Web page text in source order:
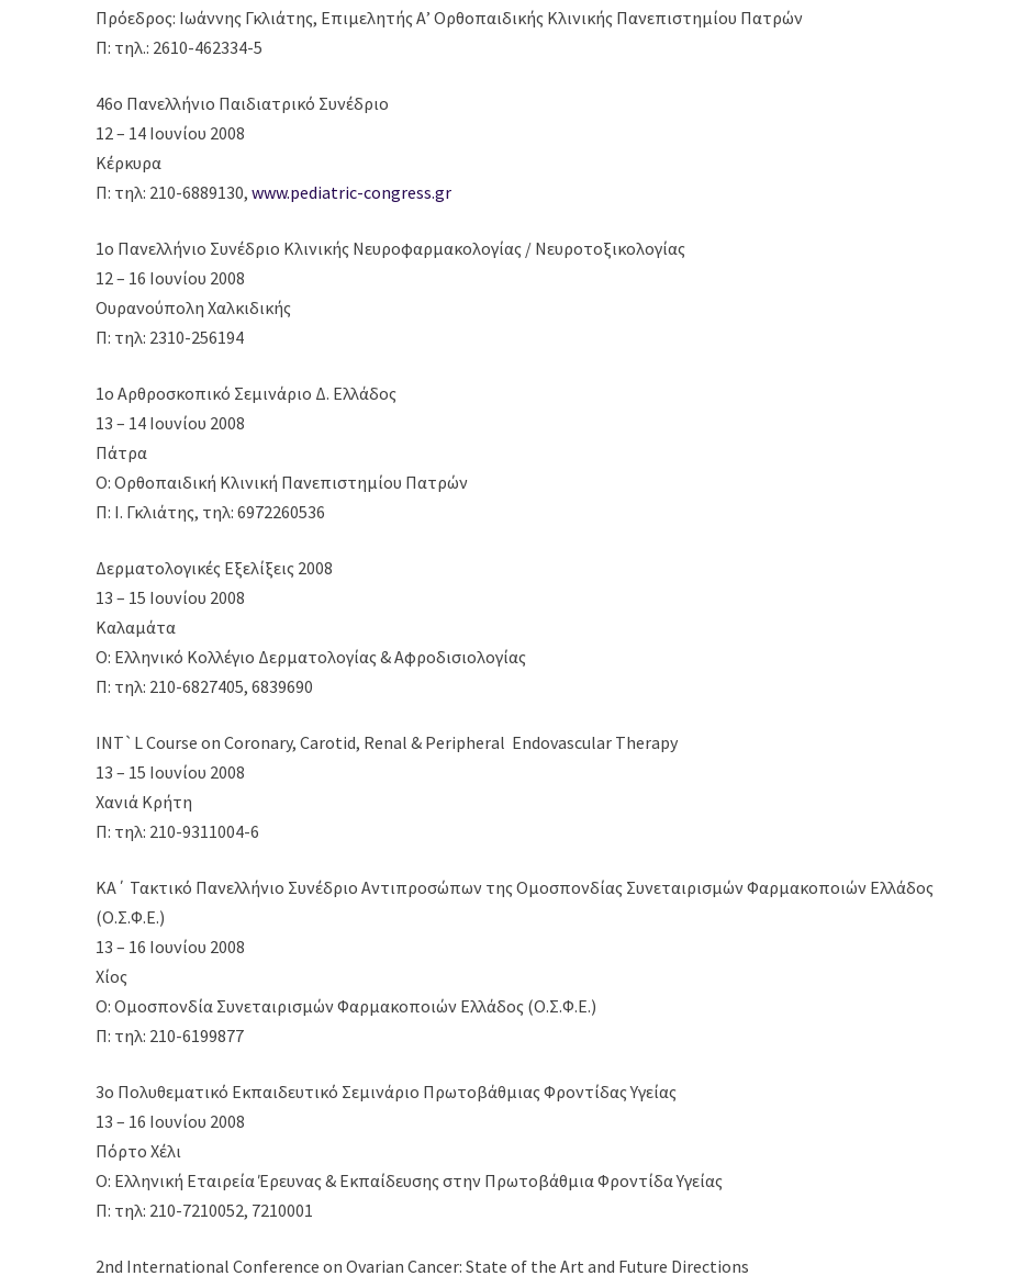
Πρόεδρος: Ιωάννης Γκλιάτης, Επιμελητής Α’ Ορθοπαιδικής Κλινικής Πανεπιστημίου Πατρών
Π: τηλ.: 2610-462334-5
46ο Πανελλήνιο Παιδιατρικό Συνέδριο
12 – 14 Ιουνίου 2008
Κέρκυρα
Π: τηλ: 210-6889130, www.pediatric-congress.gr
1ο Πανελλήνιο Συνέδριο Κλινικής Νευροφαρμακολογίας / Νευροτοξικολογίας
12 – 16 Ιουνίου 2008
Ουρανούπολη Χαλκιδικής
Π: τηλ: 2310-256194
1ο Αρθροσκοπικό Σεμινάριο Δ. Ελλάδος
13 – 14 Ιουνίου 2008
Πάτρα
Ο: Ορθοπαιδική Κλινική Πανεπιστημίου Πατρών
Π: Ι. Γκλιάτης, τηλ: 6972260536
Δερματολογικές Εξελίξεις 2008
13 – 15 Ιουνίου 2008
Καλαμάτα
Ο: Ελληνικό Κολλέγιο Δερματολογίας & Αφροδισιολογίας
Π: τηλ: 210-6827405, 6839690
INT`L Course on Coronary, Carotid, Renal & Peripheral Endovascular Therapy
13 – 15 Ιουνίου 2008
Χανιά Κρήτη
Π: τηλ: 210-9311004-6
ΚΑ΄ Τακτικό Πανελλήνιο Συνέδριο Αντιπροσώπων της Ομοσπονδίας Συνεταιρισμών Φαρμακοποιών Ελλάδος
(Ο.Σ.Φ.Ε.)
13 – 16 Ιουνίου 2008
Χίος
Ο: Ομοσπονδία Συνεταιρισμών Φαρμακοποιών Ελλάδος (Ο.Σ.Φ.Ε.)
Π: τηλ: 210-6199877
3ο Πολυθεματικό Εκπαιδευτικό Σεμινάριο Πρωτοβάθμιας Φροντίδας Υγείας
13 – 16 Ιουνίου 2008
Πόρτο Χέλι
Ο: Ελληνική Εταιρεία Έρευνας & Εκπαίδευσης στην Πρωτοβάθμια Φροντίδα Υγείας
Π: τηλ: 210-7210052, 7210001
2nd International Conference on Ovarian Cancer: State of the Art and Future Directions